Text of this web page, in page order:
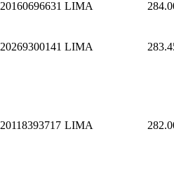
20160696631 LIMA
20269300141 LIMA
20118393717 LIMA